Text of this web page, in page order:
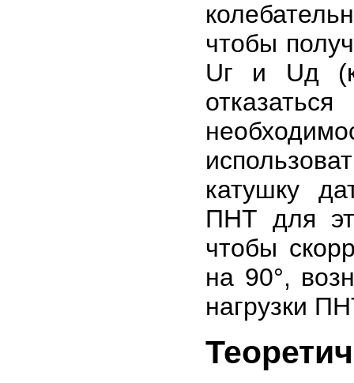
чтобы
Uг и Uд
катушку
ПНТ для
чтобы
на 90°,
нагрузки